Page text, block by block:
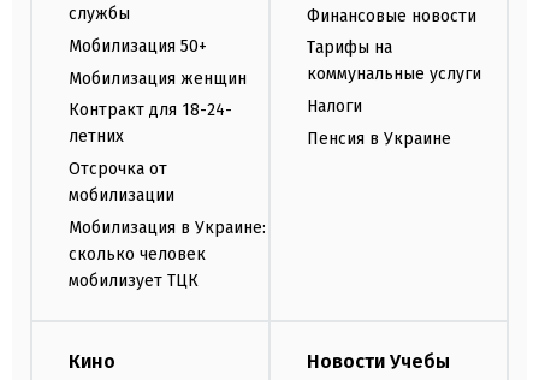
службы
Мобилизация 50+
Мобилизация женщин
Контракт для 18-24-
летних
Отсрочка от
мобилизации
Мобилизация в Украине:
сколько человек
мобилизует ТЦК
Финансовые новости
Тарифы на
коммунальные услуги
Налоги
Пенсия в Украине
Кино Новости Учебы